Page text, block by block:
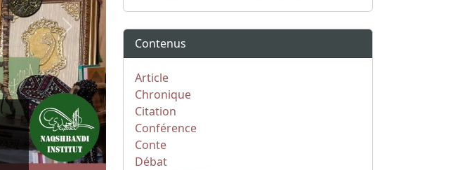
Next
Contenus
Article
Chronique
Citation
Conférence
Conte
Débat